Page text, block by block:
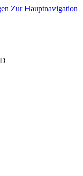
Zur Hauptnavigation